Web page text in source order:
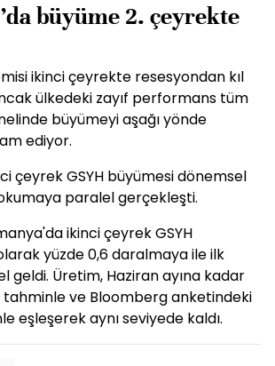
büyüme 2. çeyrekte
ikinci çeyrekte resesyondan kıl
ülkedeki zayıf performans tüm
büyümeyi aşağı yönde
ediyor.
çeyrek GSYH büyümesi dönemsel
paralel gerçekleşti.
ikinci çeyrek GSYH
yüzde 0,6 daralmaya ile ilk
geldi. Üretim, Haziran ayına kadar
tahminle ve Bloomberg anketindeki
eşleşerek aynı seviyede kaldı.